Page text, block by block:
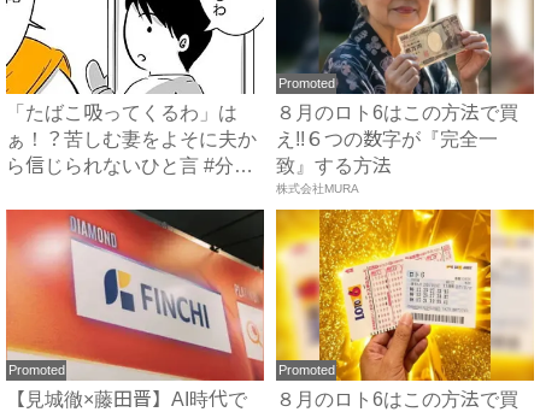
「たばこ吸ってくるわ」は
ぁ！？苦しむ妻をよそに夫か
ら信じられないひと言 #分娩
Promoted
８月のロト6はこの方法で買
え!!６つの数字が『完全一
致』する方法
株式会社MURA
Promoted
【見城徹×藤田晋】AI時代で
Promoted
８月のロト6はこの方法で買